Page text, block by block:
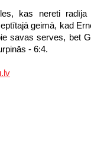
kas nereti radīja
geimā, kad
savas serves, bet
- 6:4.